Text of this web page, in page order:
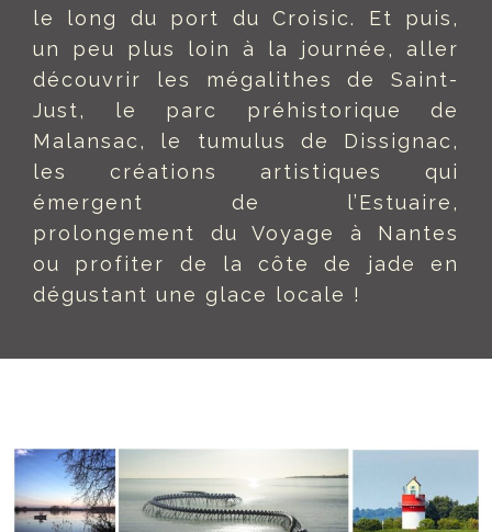
le long du port du Croisic. Et puis,
un peu plus loin à la journée, aller
découvrir les mégalithes de Saint-
Just, le parc préhistorique de
Malansac, le tumulus de Dissignac,
les créations artistiques qui
émergent de l’Estuaire,
prolongement du Voyage à Nantes
ou profiter de la côte de jade en
dégustant une glace locale !